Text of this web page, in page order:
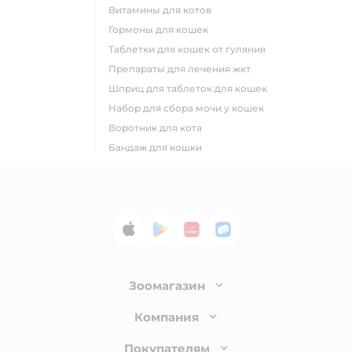
витамины для котов
гормоны для кошек
таблетки для кошек от гуляния
препараты для лечения жкт
шприц для таблеток для кошек
набор для сбора мочи у кошек
воротник для кота
бандаж для кошки
App StoreGoogle Play
AppGallery
RuStore
Зоомагазин
Лицензия
Компания
О компании
Покупателям